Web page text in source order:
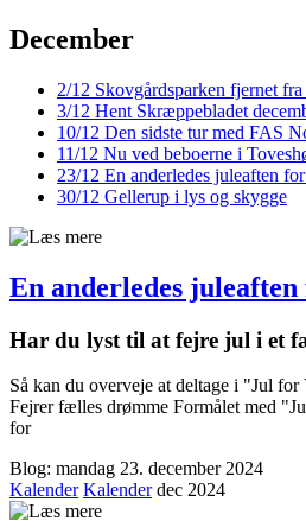
December
2/12 Skovgårds­parken fjernet
3/12 Hent Skræppe­bladet
10/12 Den sidste tur med FAS
11/12 Nu ved beboerne i
23/12 En anderledes juleaften
30/12 Gellerup i lys og skygge
En anderledes
Har du lyst til at fejre jul i et
Så kan du overveje at deltage i "Jul
Fejrer fælles drømme Formålet med
for
Blog: mandag 23. december 2024
Kalender Kalenderdec 2024